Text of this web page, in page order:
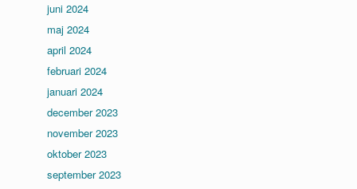
juni 2024
maj 2024
april 2024
februari 2024
januari 2024
december 2023
november 2023
oktober 2023
september 2023